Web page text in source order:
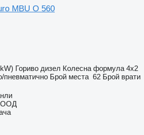
MBU O 560
Гориво дизел Колесна формула 4x2
пневматично Брой места 62 Брой врати